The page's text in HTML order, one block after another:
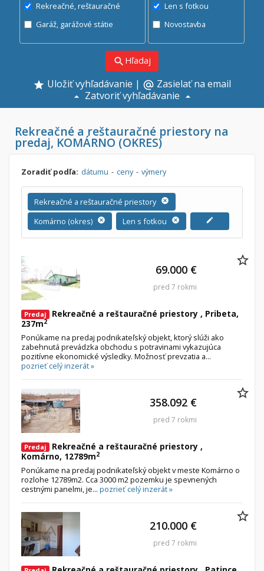
Rekreačné, reštauračné
Garáž, garážové státie
Len s fotkou
Novostavba
search Hľadaj
Uložiť vyhľadávanie | alternate_email Zasielať na email
Zatvoriť vyhľadávanie
Rekreačné a reštauračné priestory na
predaj, KOMÁRNO (OKRES)
Zoradiť podľa: dátumu - ceny - výmery
Rekreačné a reštauračné priestory cancel
Komárno (okres) cancel Len s fotkou cancel edit
Predaj
Rekreačné a reštauračné priestory , Pribeta,
237m2
Ponúkame na predaj podnikateľský objekt, ktorý slúži ako
zabehnutá prevádzka obchodu s potravinami vykazujúca
pozitívne ekonomické výsledky. Možnosť prevzatia a...
pozrieť celý inzerát »
69.000 €
pred 7 rokmi
Predaj
Rekreačné a reštauračné priestory ,
Komárno, 12789m2
Ponúkame na predaj podnikateľský objekt v meste Komárno o
rozlohe 12789m2. Cca 3000 m2 pozemku je spevnených
cestnými panelmi, je... pozrieť celý inzerát »
358.092 €
pred 7 rokmi
210.000 €
pred 7 rokmi